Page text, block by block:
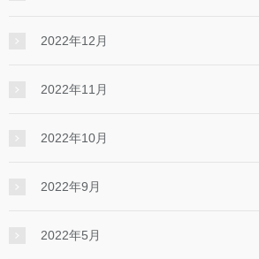
2022年12月
2022年11月
2022年10月
2022年9月
2022年5月